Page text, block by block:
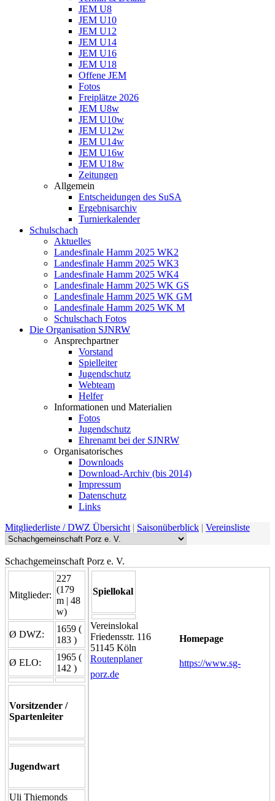
JEM U8
JEM U10
JEM U12
JEM U14
JEM U16
JEM U18
Offene JEM
Fotos
Freiplätze 2026
JEM U8w
JEM U10w
JEM U12w
JEM U14w
JEM U16w
JEM U18w
Zeitungen
Allgemein
Entscheidungen des SuSA
Ergebnisarchiv
Turnierkalender
Schulschach
Aktuelles
Landesfinale Hamm 2025 WK2
Landesfinale Hamm 2025 WK3
Landesfinale Hamm 2025 WK4
Landesfinale Hamm 2025 WK GS
Landesfinale Hamm 2025 WK GM
Landesfinale Hamm 2025 WK M
Schulschach Fotos
Die Organisation SJNRW
Ansprechpartner
Vorstand
Spielleiter
Jugendschutz
Webteam
Helfer
Informationen und Materialien
Fotos
Jugendschutz
Ehrenamt bei der SJNRW
Organisatorisches
Downloads
Download-Archiv (bis 2014)
Impressum
Datenschutz
Links
Mitgliederliste / DWZ Übersicht | Saisonüberblick | Vereinsliste
Schachgemeinschaft Porz e. V.
Mitglieder:
227
(179
m | 48
w)
Ø DWZ:
1659 (
183 )
Ø ELO:
1965 (
142 )
Vorsitzender /
Spartenleiter
Jugendwart
Uli Thiemonds
Spiellokal
Vereinslokal
Friedensstr. 116
51145 Köln
Routenplaner
Homepage
https://www.sg-
porz.de